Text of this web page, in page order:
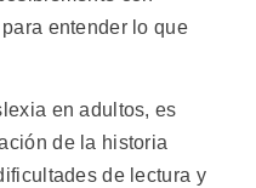
entender lo que
en adultos, es
de la historia
de lectura y